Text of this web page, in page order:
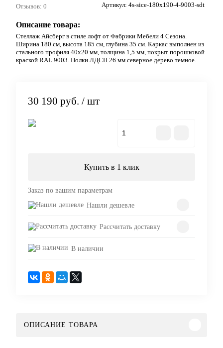
Отзывов: 0 Артикул: 4s-sice-180х190-4-9003-sdt
Описание товара:
Стеллаж Айсберг в стиле лофт от Фабрики Мебели 4 Сезона.
Ширина 180 см, высота 185 см, глубина 35 см. Каркас выполнен из
стального профиля 40х20 мм, толщина 1,5 мм, покрыт порошковой
краской RAL 9003. Полки ЛДСП 26 мм северное дерево темное.
30 190 руб. / шт
Купить в 1 клик
Заказ по вашим параметрам
Нашли дешевле
Рассчитать доставку
В наличии
ОПИСАНИЕ ТОВАРА